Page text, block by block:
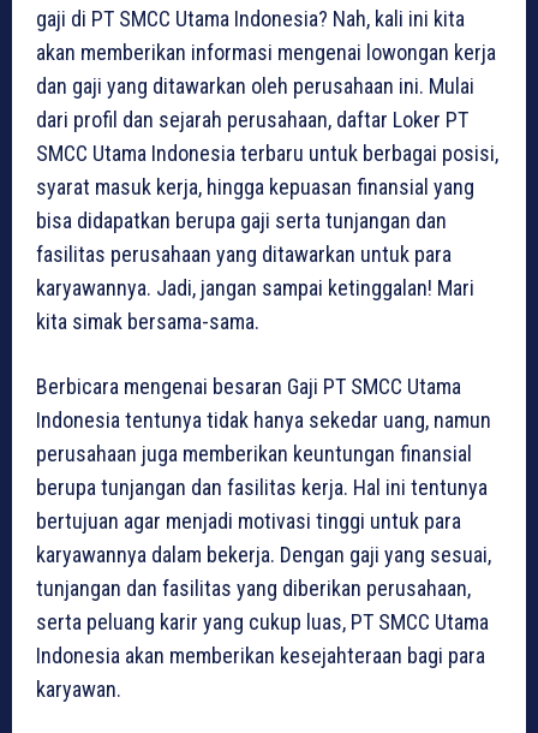
gaji di PT SMCC Utama Indonesia? Nah, kali ini kita
akan memberikan informasi mengenai lowongan kerja
dan gaji yang ditawarkan oleh perusahaan ini. Mulai
dari profil dan sejarah perusahaan, daftar Loker PT
SMCC Utama Indonesia terbaru untuk berbagai posisi,
syarat masuk kerja, hingga kepuasan finansial yang
bisa didapatkan berupa gaji serta tunjangan dan
fasilitas perusahaan yang ditawarkan untuk para
karyawannya. Jadi, jangan sampai ketinggalan! Mari
kita simak bersama-sama.
Berbicara mengenai besaran Gaji PT SMCC Utama
Indonesia tentunya tidak hanya sekedar uang, namun
perusahaan juga memberikan keuntungan finansial
berupa tunjangan dan fasilitas kerja. Hal ini tentunya
bertujuan agar menjadi motivasi tinggi untuk para
karyawannya dalam bekerja. Dengan gaji yang sesuai,
tunjangan dan fasilitas yang diberikan perusahaan,
serta peluang karir yang cukup luas, PT SMCC Utama
Indonesia akan memberikan kesejahteraan bagi para
karyawan.